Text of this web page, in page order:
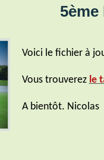
Voici le fichier à
Vous trouverez le
A bientôt. Nicolas